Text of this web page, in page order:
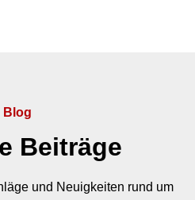
Blog
Beiträge
und Neuigkeiten rund um